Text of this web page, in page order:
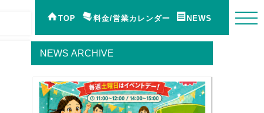
TOP 料金/営業カレンダー NEWS
NEWS ARCHIVE